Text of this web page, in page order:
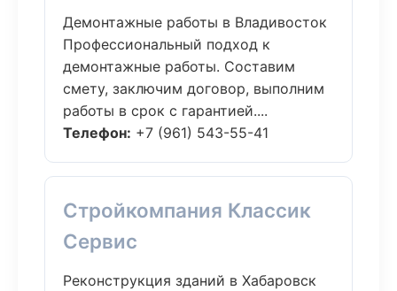
Демонтажные работы в Владивосток
Профессиональный подход к
демонтажные работы. Составим
смету, заключим договор, выполним
работы в срок с гарантией....
Телефон: +7 (961) 543-55-41
Стройкомпания Классик
Сервис
Реконструкция зданий в Хабаровск